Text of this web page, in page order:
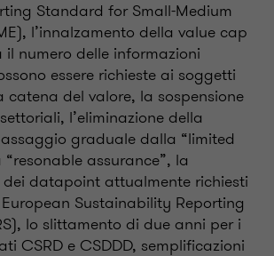
Standard for Small-Medium
l’innalzamento della value cap
numero delle informazioni
essere richieste ai soggetti
catena del valore, la sospensione
l’eliminazione della
graduale dalla “limited
assurance”, la
dei datapoint attualmente richiesti
Sustainability Reporting
lo slittamento di due anni per i
CSRD e CSDDD, semplificazioni